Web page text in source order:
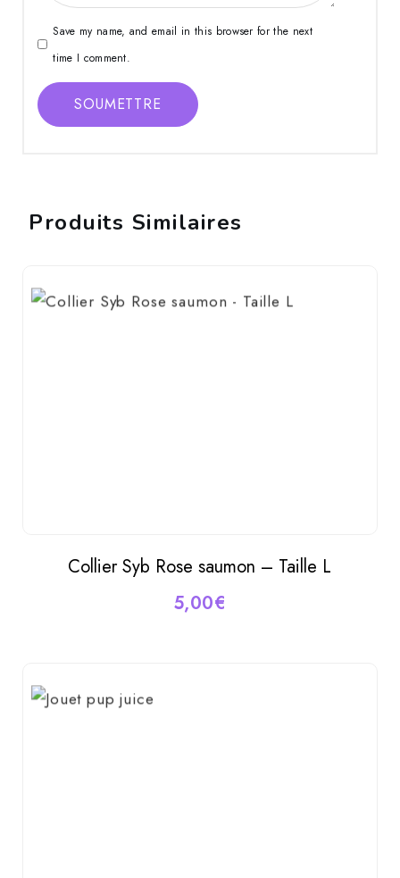
Save my name, and email in this browser for the next
time I comment.
SOUMETTRE
Produits Similaires
AJOUTER AU PANIER
Collier Syb Rose saumon – Taille L
5,00€